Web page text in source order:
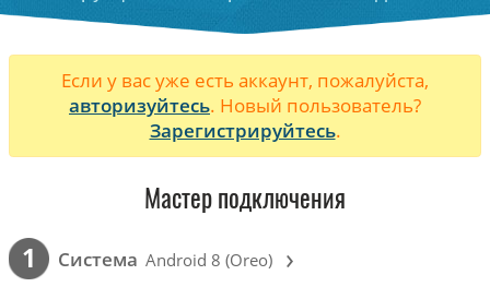
Если у вас уже есть аккаунт, пожалуйста,
авторизуйтесь. Новый пользователь?
Зарегистрируйтесь.
Мастер подключения
1 Cистема Android 8 (Oreo) ›